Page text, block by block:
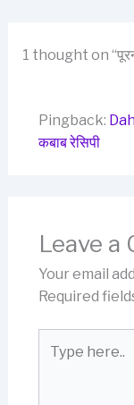
1 thought on
Pingback:
कबाब रेसिपी
Leave a
Your email
Required
here..